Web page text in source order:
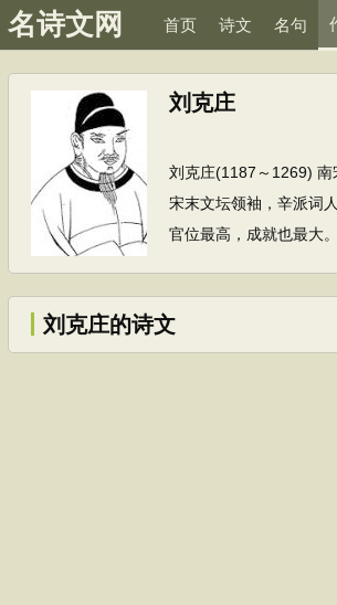
名诗文网 首页 诗文 名句
刘克庄
刘克庄(1187～1269) 南
宋末文坛领袖，辛派词
官位最高，成就也最大
刘克庄的诗文